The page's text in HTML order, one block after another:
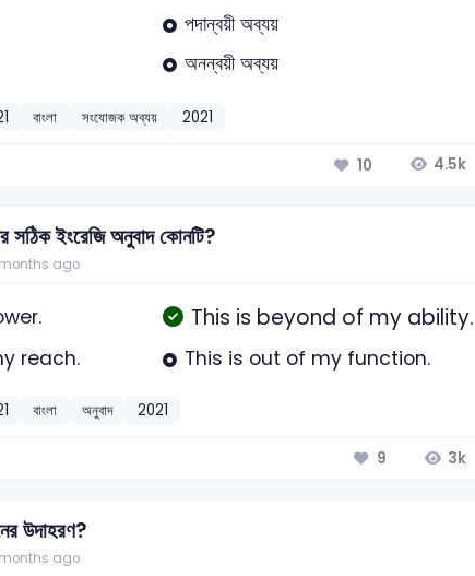
পদান্বয়ী অব্যয়
অনন্বয়ী অব্যয়
বাংলা সংযোজক অব্যয় 2021
10 4.5k
সঠিক ইংরেজি অনুবাদ কোনটি?
ago
This is beyond of my ability.
reach. This is out of my function.
বাংলা অনুবাদ 2021
9 3k
উদাহরণ?
ago